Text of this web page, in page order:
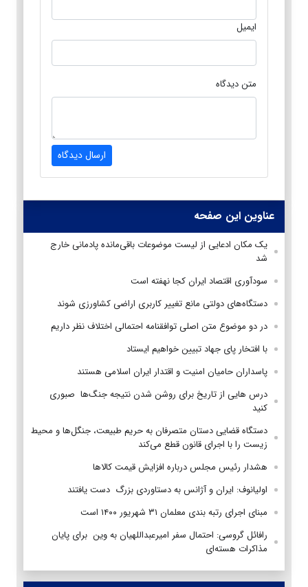
ایمیل
متن دیدگاه
ارسال دیدگاه
عناوین این صفحه
یک مکان‌ ادعایی از لیست موضوعات باقی‌مانده پادمانی خارج
شد
سودآوری اقتصاد ایران کجا نهفته است
دستگاه‌های دولتی مانع تغییر کاربری اراضی کشاورزی شوند
در دو موضوع متن اصلی توافقنامه احتمالی اختلاف نظر داریم
با افتخار پای جهاد تبیین خواهیم ایستاد
پاسداران حامیان امنیت و اقتدار ایران اسلامی هستند
درس هایی از تاریخ برای روشن شدن نتیجه جنگ‌ها صبوری
کنید
دستگاه قضایی دستان متصرفان به حریم طبیعت، جنگل‌ها و محیط
زیست را با اجرای قانون قطع می‌کند
هشدار رئیس مجلس درباره افزایش قیمت کالاها
اولیانوف: ایران و آژانس به دستاوردی بزرگ دست یافتند
مبنای اجرای رتبه بندی معلمان ۳۱ شهریور ۱۴۰۰ است
رافائل گروسی: احتمال سفر امیرعبداللهیان به وین برای پایان
مذاکرات هسته‌ای